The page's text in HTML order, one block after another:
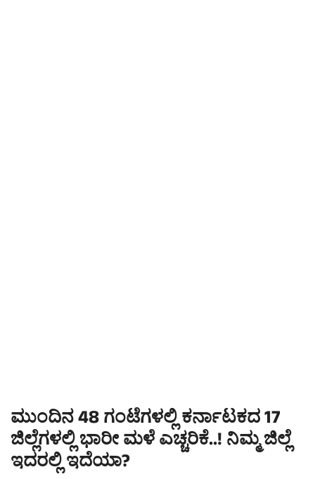
ಮುಂದಿನ 48 ಗಂಟೆಗಳಲ್ಲಿ ಕರ್ನಾಟಕದ 17
ಜಿಲ್ಲೆಗಳಲ್ಲಿ ಭಾರೀ ಮಳೆ ಎಚ್ಚರಿಕೆ..! ನಿಮ್ಮ ಜಿಲ್ಲೆ
ಇದರಲ್ಲಿ ಇದೆಯಾ?